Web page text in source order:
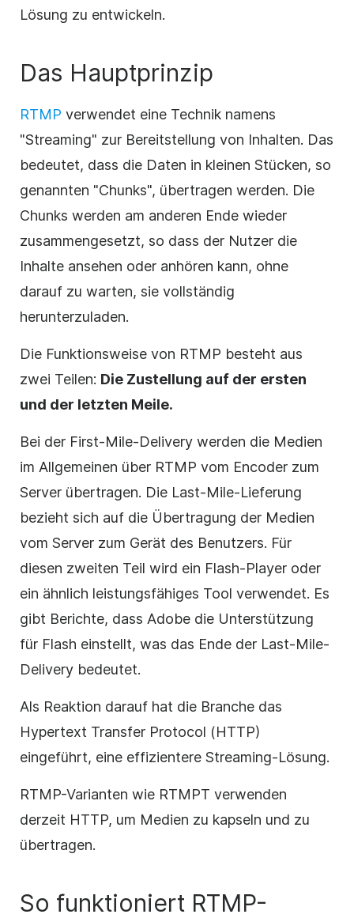
Lösung zu entwickeln.
Das Hauptprinzip
RTMP verwendet eine Technik namens
"Streaming" zur Bereitstellung von Inhalten. Das
bedeutet, dass die Daten in kleinen Stücken, so
genannten "Chunks", übertragen werden. Die
Chunks werden am anderen Ende wieder
zusammengesetzt, so dass der Nutzer die
Inhalte ansehen oder anhören kann, ohne
darauf zu warten, sie vollständig
herunterzuladen.
Die Funktionsweise von RTMP besteht aus
zwei Teilen: Die Zustellung auf der ersten
und der letzten Meile.
Bei der First-Mile-Delivery werden die Medien
im Allgemeinen über RTMP vom Encoder zum
Server übertragen. Die Last-Mile-Lieferung
bezieht sich auf die Übertragung der Medien
vom Server zum Gerät des Benutzers. Für
diesen zweiten Teil wird ein Flash-Player oder
ein ähnlich leistungsfähiges Tool verwendet. Es
gibt Berichte, dass Adobe die Unterstützung
für Flash einstellt, was das Ende der Last-Mile-
Delivery bedeutet.
Als Reaktion darauf hat die Branche das
Hypertext Transfer Protocol (HTTP)
eingeführt, eine effizientere Streaming-Lösung.
RTMP-Varianten wie RTMPT verwenden
derzeit HTTP, um Medien zu kapseln und zu
übertragen.
So funktioniert RTMP-